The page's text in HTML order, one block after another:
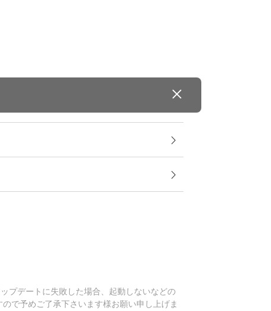
プデートに失敗した場合、起動しないなどの
で予めご了承下さいます様お願い申し上げま